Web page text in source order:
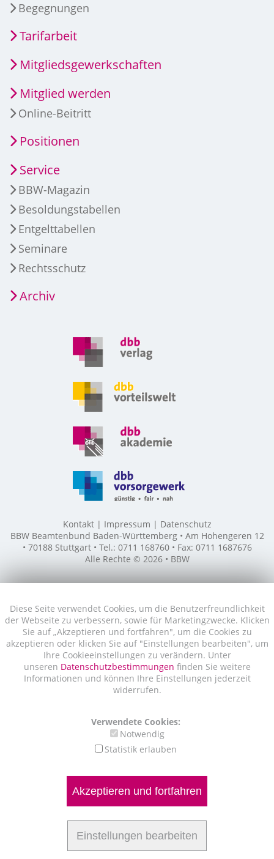
Diese Seite verwendet Cookies, um die Benutzerfreundlichkeit
der Webseite zu verbessern, sowie für Marketingzwecke. Klicken
Sie auf „Akzeptieren und fortfahren", um die Cookies zu
akzeptieren oder klicken Sie auf "Einstellungen bearbeiten", um
Ihre Cookieeinstellungen zu verändern. Unter
unseren Datenschutzbestimmungen finden Sie weitere
Informationen und können Ihre Einstellungen jederzeit
widerrufen.
Verwendete Cookies:
Notwendig
Statistik erlauben
Akzeptieren und fortfahren
Einstellungen bearbeiten
Begegnungen
Tarifarbeit
Mitgliedsgewerkschaften
Mitglied werden
Online-Beitritt
Positionen
Service
BBW-Magazin
Besoldungstabellen
Entgelttabellen
Seminare
Rechtsschutz
Archiv
Kontakt Impressum
Datenschutz
BBW Beamtenbund Baden-Württemberg • Am Hohengeren 12
• 70188 Stuttgart • Tel.: 0711 168760 • Fax: 0711 1687676
Alle Rechte © 2026 • BBW